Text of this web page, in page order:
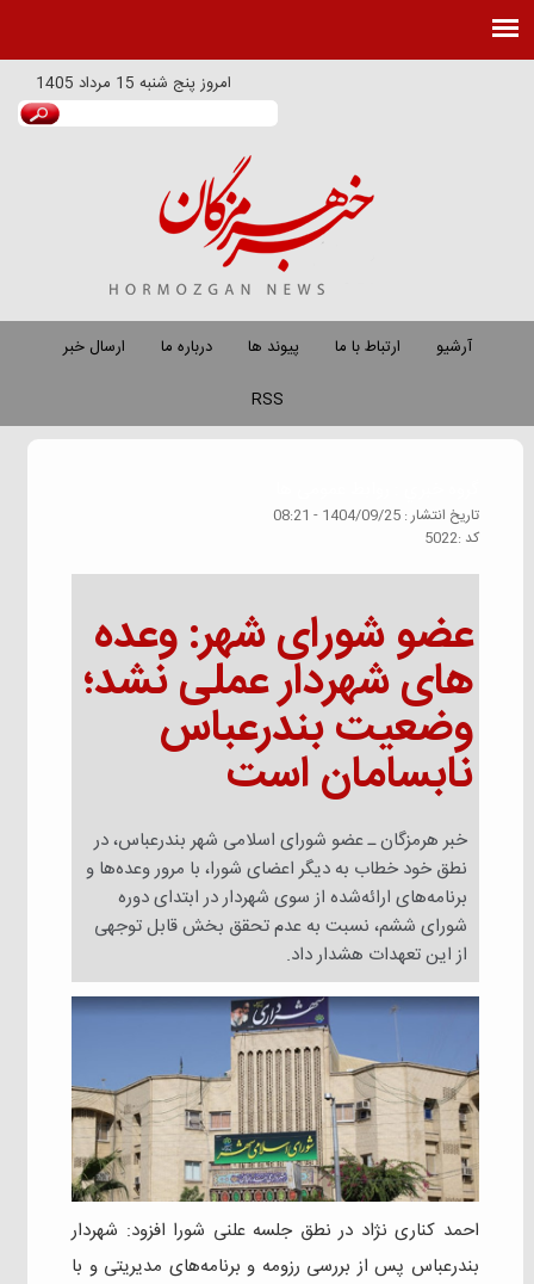
امروز پنج شنبه 15 مرداد 1405
آرشیو ارتباط با ما پیوند ها درباره ما
ارسال خبر
RSS
تاريخ انتشار : 1404/09/25 - 08:21
كد :5022
عضو شورای شهر: وعده
های شهردار عملی نشد؛
وضعیت بندرعباس
نابسامان است
خبر هرمزگان ـ عضو شورای اسلامی شهر بندرعباس، در
نطق خود خطاب به دیگر اعضای شورا، با مرور وعده‌ها و
برنامه‌های ارائه‌شده از سوی شهردار در ابتدای دوره
شورای ششم، نسبت به عدم تحقق بخش قابل توجهی
از این تعهدات هشدار داد.
احمد کناری نژاد در نطق جلسه علنی شورا افزود: شهردار
بندرعباس پس از بررسی رزومه و برنامه‌های مدیریتی و با